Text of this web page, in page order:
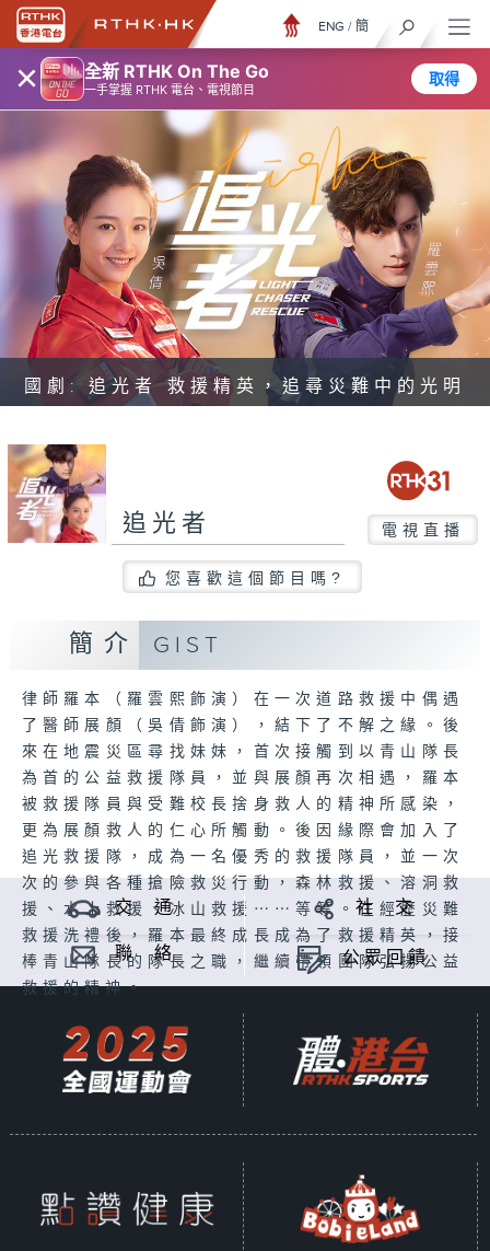
× 全新 RTHK On The Go
一手掌握 RTHK 電台、電視節目
取得
ENG / 簡
國劇: 追光者 救援精英，追尋災難中的光明
追光者 電視直播
您喜歡這個節目嗎?
簡介 GIST
律師羅本（羅雲熙飾演）在一次道路救援中偶遇
了醫師展顏（吳倩飾演），結下了不解之緣。後
來在地震災區尋找妹妹，首次接觸到以青山隊長
為首的公益救援隊員，並與展顏再次相遇，羅本
被救援隊員與受難校長捨身救人的精神所感染，
更為展顏救人的仁心所觸動。後因緣際會加入了
追光救援隊，成為一名優秀的救援隊員，並一次
次的參與各種搶險救災行動，森林救援、溶洞救
援、水上救援、冰山救援⋯⋯等等。在經歷災難
救援洗禮後，羅本最終成長成為了救援精英，接
棒青山隊長的隊長之職，繼續帶領團隊弘揚公益
救援的精神。
交 通 社 交
聯 絡 公眾回饋